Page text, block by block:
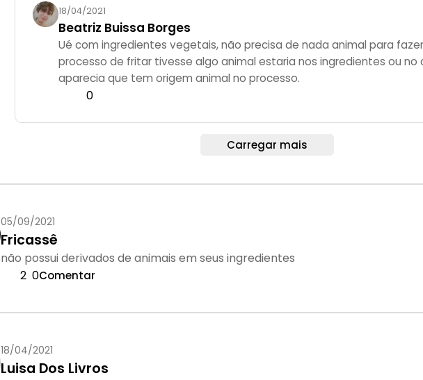
18/04/2021
Beatriz Buissa Borges
Ué com ingredientes vegetais, não precisa de nada animal para
processo de fritar tivesse algo animal estaria nos ingredientes ou no
aparecia que tem origem animal no processo.
0
Carregar mais
05/09/2021
Fricassê
não possui derivados de animais em seus ingredientes
2 0Comentar
18/04/2021
Luisa Dos Livros